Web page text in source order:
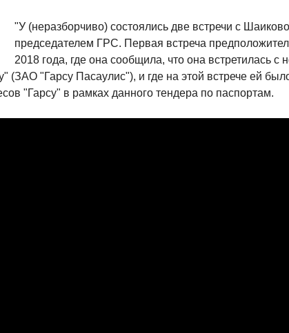
"У (неразборчиво) состоялись две встречи с
председателем ГРС. Первая встреча
2018 года, где она сообщила, что она встретилась с
(ЗАО "Гарсу Пасаулис"), и где на этой встрече ей
"Гарсу" в рамках данного тендера по паспортам.